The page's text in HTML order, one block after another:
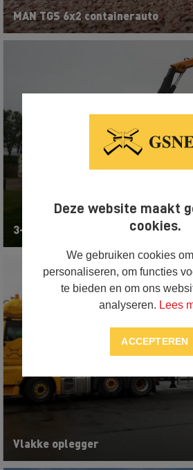
Deze website maakt
cookies.
We gebruiken cookies
personaliseren, om functies
te bieden en om ons
analyseren. Lees
ACCEPTEREN
MAN TGS 6x2 containerauto
3-assige uitschuifbare
Vlakke oplegger